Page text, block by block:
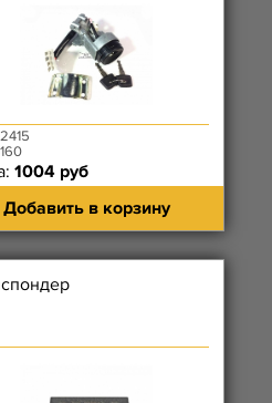
1004 руб
Добавить в корзину